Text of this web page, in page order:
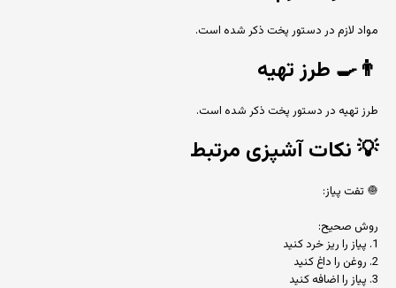
مواد لازم در دستور پخت ذکر شده است.
👨‍🍳 طرز تهیه
طرز تهیه در دستور پخت ذکر شده است.
💡نکات آشپزی مرتبط
🧅 تفت پیاز:
روش صحیح:
1. پیاز را ریز خرد کنید
2. روغن را داغ کنید
3. پیاز را اضافه کنید